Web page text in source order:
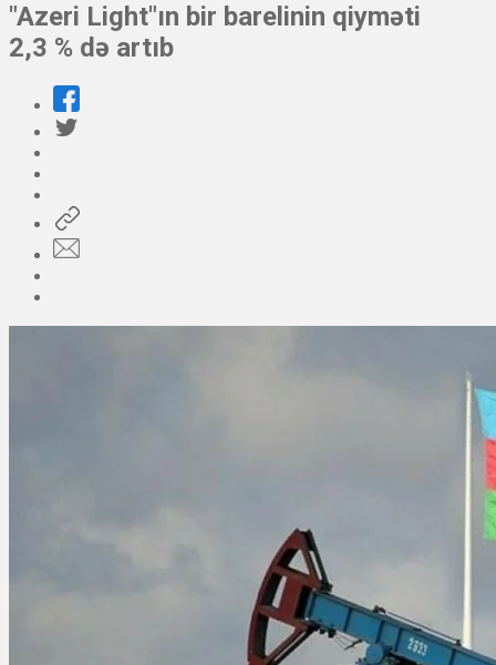
"Azeri Light"ın bir barelinin qiyməti
2,3 % də artıb